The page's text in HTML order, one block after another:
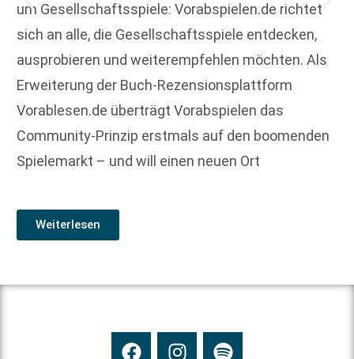
um Gesellschaftsspiele: Vorabspielen.de richtet
sich an alle, die Gesellschaftsspiele entdecken,
ausprobieren und weiterempfehlen möchten. Als
Erweiterung der Buch-Rezensionsplattform
Vorablesen.de überträgt Vorabspielen das
Community-Prinzip erstmals auf den boomenden
Spielemarkt – und will einen neuen Ort
Weiterlesen